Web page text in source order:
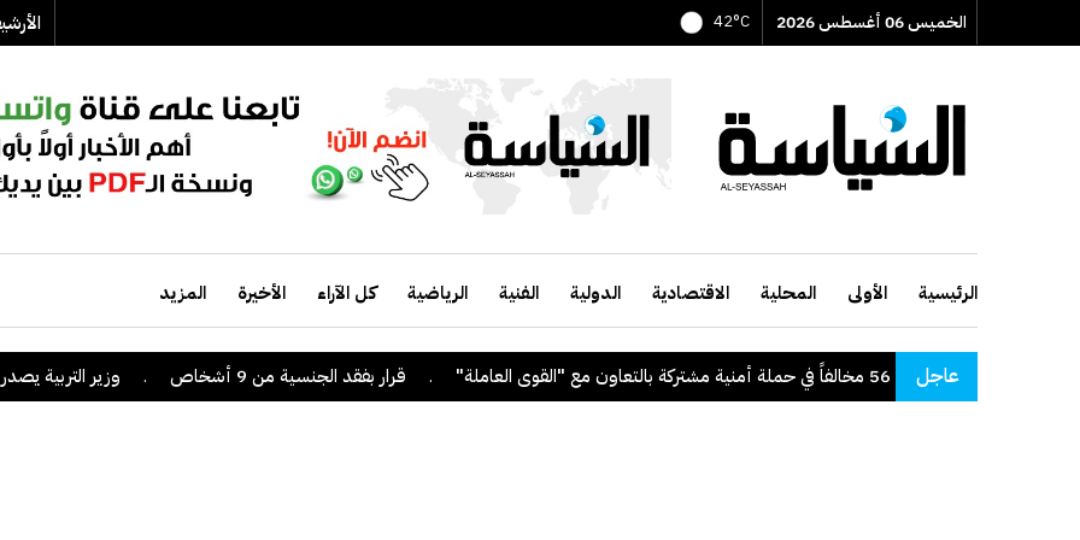
الخميس 06 أغسطس 2026 42°C
الرئيسية الأولى المحلية الاقتصادية الدولية الفنية الرياضية كل الآراء الأخيرة المزيد
عاجل"الداخلية": ضبط 56 مخالفاً في حملة أمنية مشتركة بالتعاون مع "القوى العاملة" . قرار بفقد الجنسية من 9 أشخاص . وزير التربية يصدر قراراً